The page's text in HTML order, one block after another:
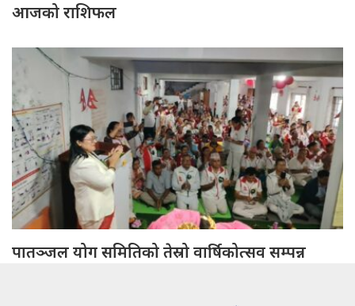
आजको राशिफल
पातञ्जल योग समितिको तेस्रो वार्षिकोत्सव सम्पन्न